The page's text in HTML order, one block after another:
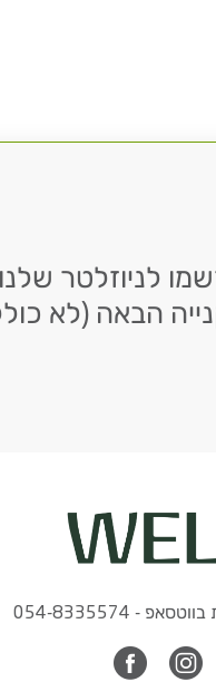
הבאה (לא
- 054-8335574